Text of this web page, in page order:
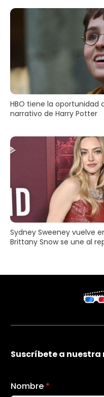
HBO tiene la oportunidad
narrativo de Harry Potter
Sydney Sweeney vuelve
Brittany Snow se une al
Suscríbete a
Nombre *